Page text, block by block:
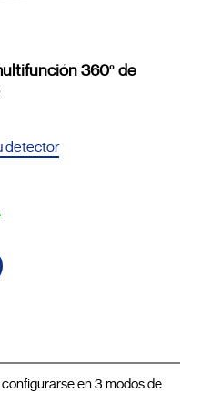
360º de
detector
en 3 modos de